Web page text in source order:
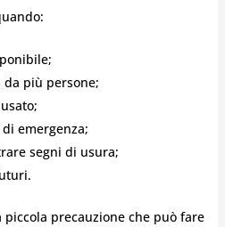
da più persone;
emergenza;
segni di usura;
piccola precauzione che può fare